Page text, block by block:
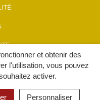
et obtenir des
l'utilisation, vous pouvez
activer.
Personnaliser